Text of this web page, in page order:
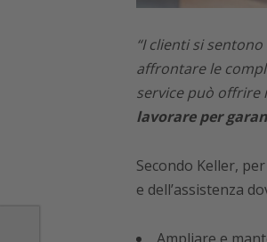
“I clienti si
affrontare le
service può offrire
lavorare per
Secondo Keller,
e dell’assistenza